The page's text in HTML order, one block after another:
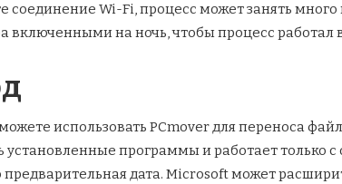
соединение Wi-Fi, процесс может занять
включенными на ночь, чтобы процесс работал
использовать PCmover для переноса
установленные программы и работает только
предварительная дата. Microsoft может